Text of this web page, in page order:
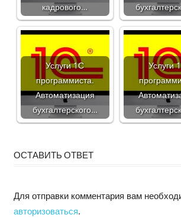
кадрового…
Услуги 1С
программиста.
Автоматизация
бухгалтерского…
Услуги
ОСТАВИТЬ ОТВЕТ
Для отправки комментария вам
авторизоваться.